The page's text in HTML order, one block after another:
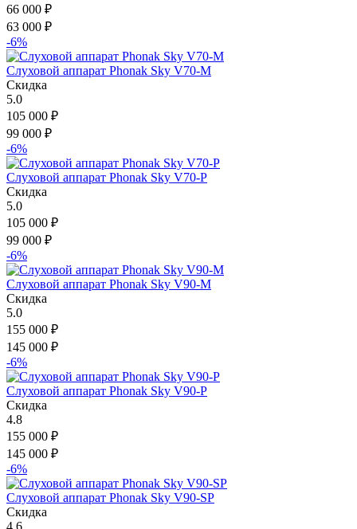
66 000 ₽
63 000 ₽
-6%
Слуховой аппарат Phonak Sky V70-M
Скидка
5.0
105 000 ₽
99 000 ₽
-6%
Слуховой аппарат Phonak Sky V70-P
Скидка
5.0
105 000 ₽
99 000 ₽
-6%
Слуховой аппарат Phonak Sky V90-M
Скидка
5.0
155 000 ₽
145 000 ₽
-6%
Слуховой аппарат Phonak Sky V90-P
Скидка
4.8
155 000 ₽
145 000 ₽
-6%
Слуховой аппарат Phonak Sky V90-SP
Скидка
4.6